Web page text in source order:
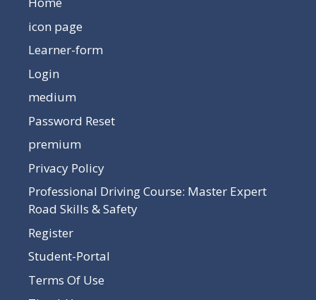
icon page
Learner-form
Login
medium
Password Reset
premium
Privacy Policy
Professional Driving Course: Master Expert
Road Skills & Safety
Register
Student-Portal
Terms Of Use